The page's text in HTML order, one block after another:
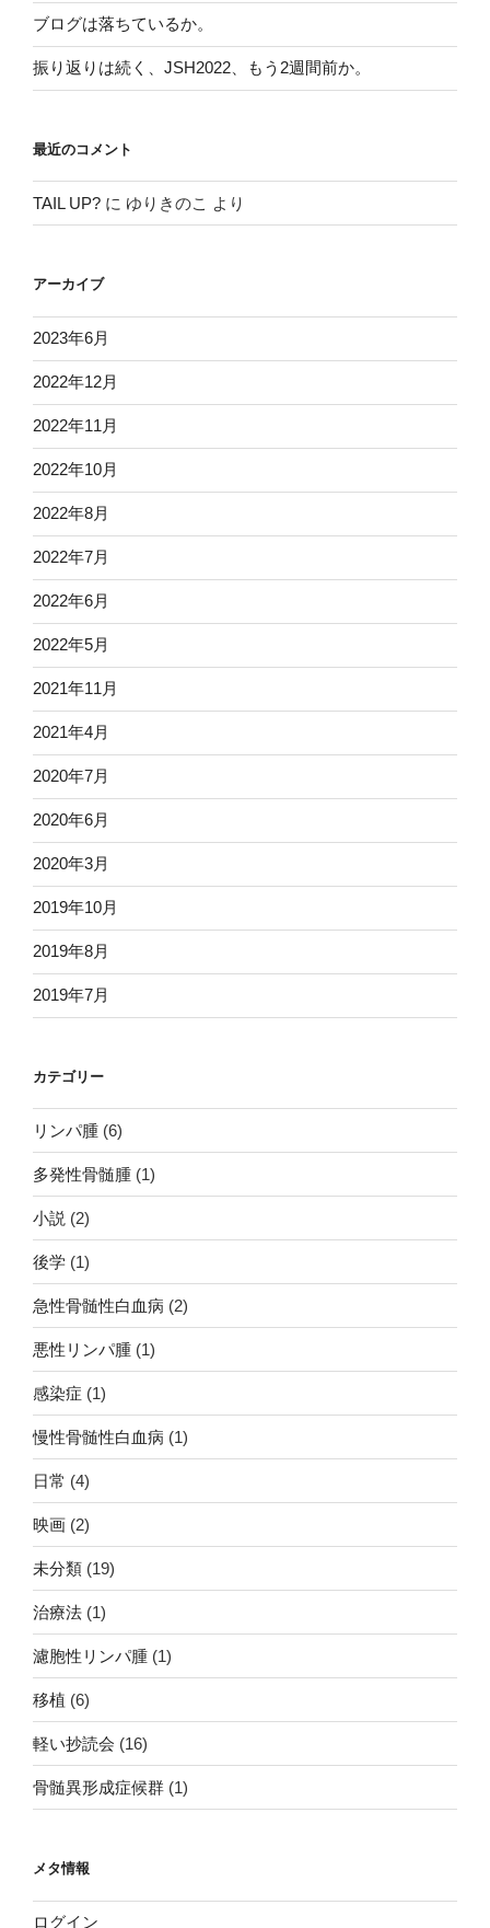
ブログは落ちているか。
振り返りは続く、JSH2022、もう2週間前か。
最近のコメント
TAIL UP? に ゆりきのこ より
アーカイブ
2023年6月
2022年12月
2022年11月
2022年10月
2022年8月
2022年7月
2022年6月
2022年5月
2021年11月
2021年4月
2020年7月
2020年6月
2020年3月
2019年10月
2019年8月
2019年7月
カテゴリー
リンパ腫 (6)
多発性骨髄腫 (1)
小説 (2)
後学 (1)
急性骨髄性白血病 (2)
悪性リンパ腫 (1)
感染症 (1)
慢性骨髄性白血病 (1)
日常 (4)
映画 (2)
未分類 (19)
治療法 (1)
濾胞性リンパ腫 (1)
移植 (6)
軽い抄読会 (16)
骨髄異形成症候群 (1)
メタ情報
ログイン